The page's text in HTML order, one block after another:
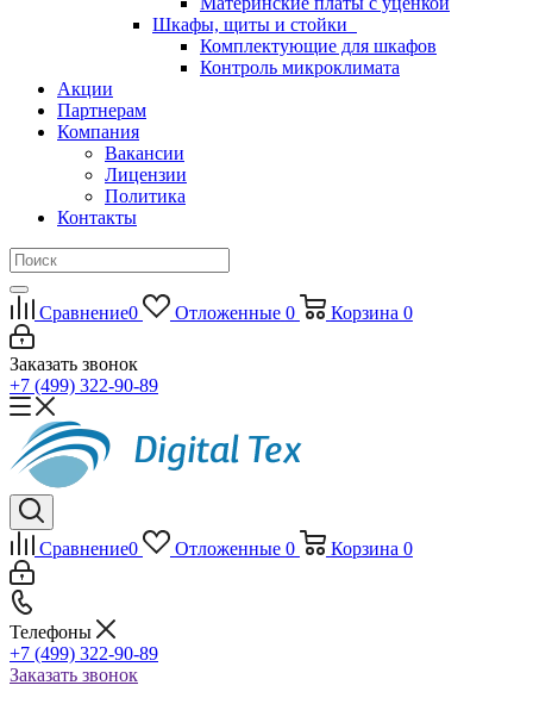
Шкафы, щиты и стойки
Комплектующие для шкафов
Контроль микроклимата
Акции
Партнерам
Компания
Вакансии
Лицензии
Политика
Контакты
Сравнение0 Отложенные 0 Корзина 0
Заказать звонок
+7 (499) 322-90-89
Сравнение0 Отложенные 0 Корзина 0
Телефоны
+7 (499) 322-90-89
Заказать звонок